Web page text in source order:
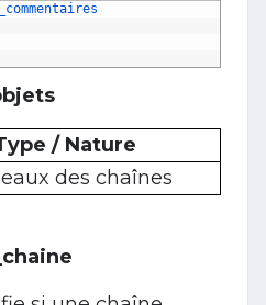
/ Nature
des chaînes